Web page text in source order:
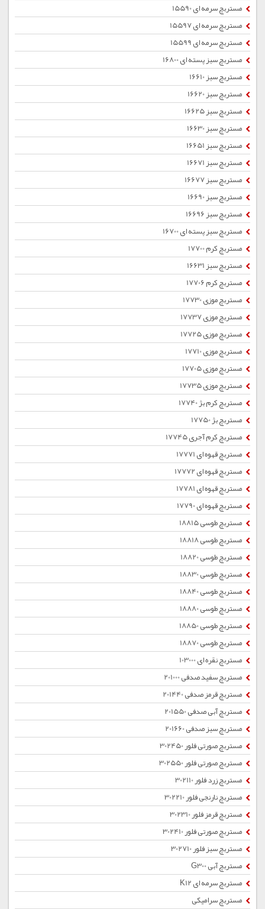
مستربچ سرمه ای 15590
مستربچ سرمه ای 15597
مستربچ سرمه ای 15599
مستربچ سبز پسته ای 16800
مستربچ سبز 16610
مستربچ سبز 16620
مستربچ سبز 16625
مستربچ سبز 16630
مستربچ سبز 16651
مستربچ سبز 16671
مستربچ سبز 16677
مستربچ سبز 16690
مستربچ سبز 16696
مستربچ سبز پسته ای 16700
مستربچ کرم 17700
مستربچ سبز 16631
مستربچ کرم 17706
مستربچ موزی 17730
مستربچ موزی 17737
مستربچ موزی 17725
مستربچ موزی 17710
مستربچ موزی 17705
مستربچ موزی 17735
مستربچ کرم بژ 17740
مستربچ بژ 17750
مستربچ کرم آجری 17745
مستربچ قهوه ای 17771
مستربچ قهوه ای 17772
مستربچ قهوه ای 17781
مستربچ قهوه ای 17790
مستربچ طوسی 18815
مستربچ طوسی 18818
مستربچ طوسی 18820
مستربچ طوسی 18830
مستربچ طوسی 18840
مستربچ طوسی 18880
مستربچ طوسی 18850
مستربچ طوسی 18870
مستربچ نقره ای 103000
مستربچ سفید صدفی 201000
مستربچ قرمز صدفی 201440
مستربچ آبی صدفی 201550
مستربچ سبز صدفی 201660
مستربچ صورتی فلور 302450
مستربچ صورتی فلور 302550
مستربچ زرد فلور 302110
مستربچ نارنجی فلور 302210
مستربچ قرمز فلور 302310
مستربچ صورتی فلور 302410
مستربچ سبز فلور 302710
مستربچ آبی G300
مستربچ سرمه ای K12
مستربچ سرامیکی